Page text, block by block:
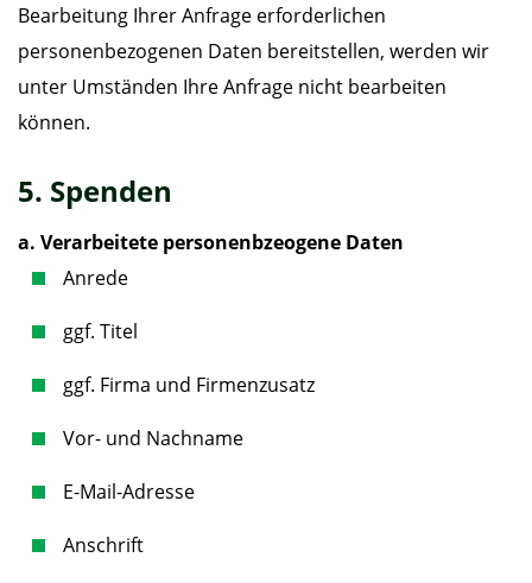
Bearbeitung Ihrer Anfrage erforderlichen
personenbezogenen Daten bereitstellen, werden wir
unter Umständen Ihre Anfrage nicht bearbeiten
können.
5. Spenden
a. Verarbeitete personenbzeogene Daten
Anrede
ggf. Titel
ggf. Firma und Firmenzusatz
Vor- und Nachname
E-Mail-Adresse
Anschrift